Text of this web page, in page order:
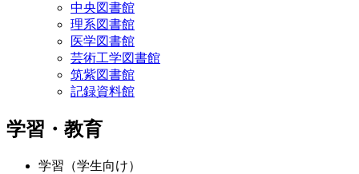
中央図書館
理系図書館
医学図書館
芸術工学図書館
筑紫図書館
記録資料館
学習・教育
学習（学生向け）